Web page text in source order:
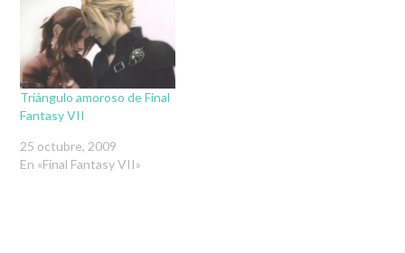
Triángulo amoroso de Final
Fantasy VII
25 octubre, 2009
En «Final Fantasy VII»